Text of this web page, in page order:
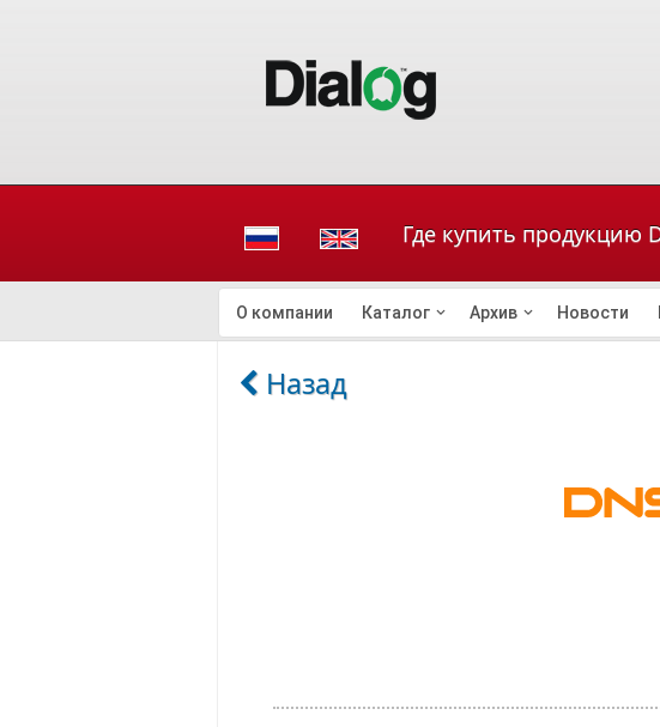
Где купить продукцию
О компании Каталог Архив Новости
Назад